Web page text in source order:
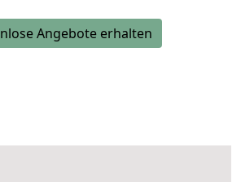
Angebote erhalten